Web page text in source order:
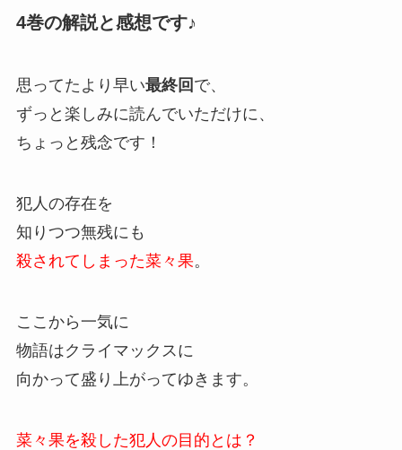
4巻の解説と感想です♪
思ってたより早い最終回 で、
ずっと楽しみに読んでいただけに、
ちょっと残念です！
犯人の存在を
知りつつ無残にも
殺されてしまった菜々果。
ここから一気に
物語はクライマックスに
向かって盛り上がってゆきます。
菜々果を殺した犯人の目的とは？